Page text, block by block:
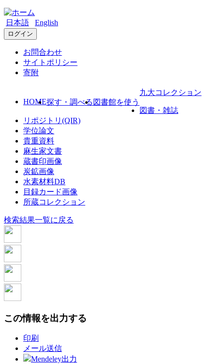
日本語 English
ログイン
お問合わせ
サイトポリシー
寄附
HOME探す・調べる 図書館を使う
九大コレクション
図書・雑誌
リポジトリ(QIR)
学位論文
貴重資料
麻生家文書
蔵書印画像
炭鉱画像
水素材料DB
目録カード画像
所蔵コレクション
検索結果一覧に戻る
この情報を出力する
印刷
メール送信
Mendeley出力